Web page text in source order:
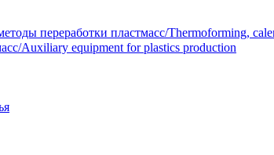
переработки пластмасс/Thermoforming,
Auxiliary equipment for plastics production